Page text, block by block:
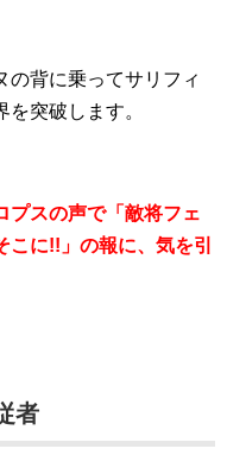
の背に乗ってサリフィ
突破します。
プスの声で「敵将フェ
に!!」の報に、気を引
者